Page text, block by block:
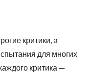
критики, а
для многих
критика —